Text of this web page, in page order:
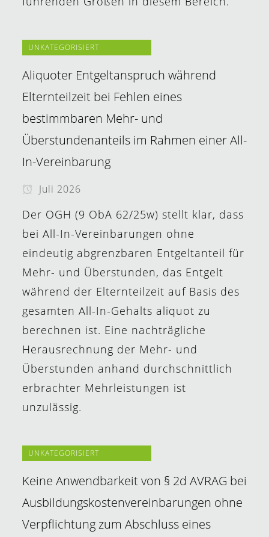
UNKATEGORISIERT
Aliquoter Entgeltanspruch während
Elternteilzeit bei Fehlen eines
bestimmbaren Mehr- und
Überstundenanteils im Rahmen einer All-
In-Vereinbarung
Juli 2026
Der OGH (9 ObA 62/25w) stellt klar, dass
bei All-In-Vereinbarungen ohne
eindeutig abgrenzbaren Entgeltanteil für
Mehr- und Überstunden, das Entgelt
während der Elternteilzeit auf Basis des
gesamten All-In-Gehalts aliquot zu
berechnen ist. Eine nachträgliche
Herausrechnung der Mehr- und
Überstunden anhand durchschnittlich
erbrachter Mehrleistungen ist
unzulässig.
UNKATEGORISIERT
Keine Anwendbarkeit von § 2d AVRAG bei
Ausbildungskostenvereinbarungen ohne
Verpflichtung zum Abschluss eines